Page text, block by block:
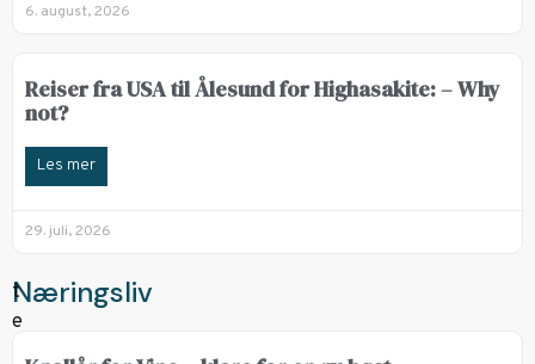
6. august, 2026
Reiser fra USA til Ålesund for Highasakite: – Why
not?
Les mer
29. juli, 2026
Næringsliv